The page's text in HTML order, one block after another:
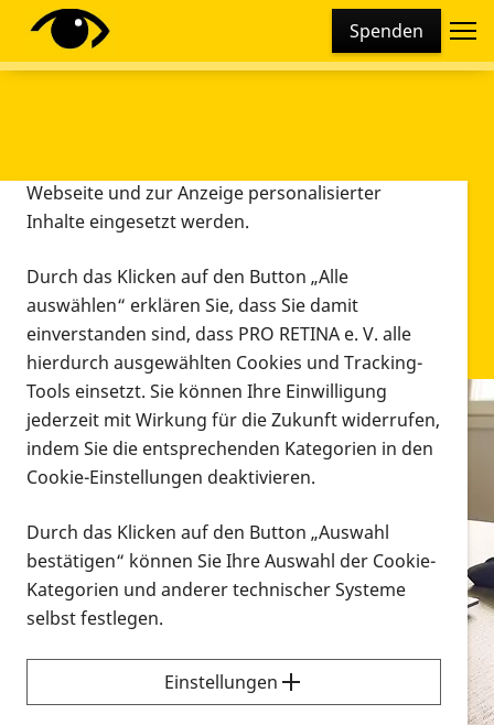
Spenden
Infomaterial
Infomaterial
Vorlesen
Alle Infomaterialien in verschiedenen
Formaten an einem Ort
Sie möchten wissen, wie Sie nach Infonmaterial
suchen und dieses bestellen bzw. herunterladen
können? Schauen Sie sich dieErklärvideos zum
Diese Webseite setzt verschiedene Cookies und
Tracking-Tools ein. Dies beinhaltet Cookies und
Webseite und zur Anzeige personalisierter
Inhalte eingesetzt werden.
Durch das Klicken auf den Button „Alle
auswählen“ erklären Sie, dass Sie damit
einverstanden sind, dass PRO RETINA e. V. alle
hierdurch ausgewählten Cookies und Tracking-
Tools einsetzt. Sie können Ihre Einwilligung
jederzeit mit Wirkung für die Zukunft widerrufen,
indem Sie die entsprechenden Kategorien in den
Cookie-Einstellungen deaktivieren.
Durch das Klicken auf den Button „Auswahl
bestätigen“ können Sie Ihre Auswahl der Cookie-
Kategorien und anderer technischer Systeme
selbst festlegen.
Einstellungen